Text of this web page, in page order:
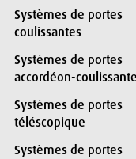
Systèmes de portes
coulissantes
Systèmes de portes
accordéon-
Systèmes de portes
téléscopique
Systèmes de portes